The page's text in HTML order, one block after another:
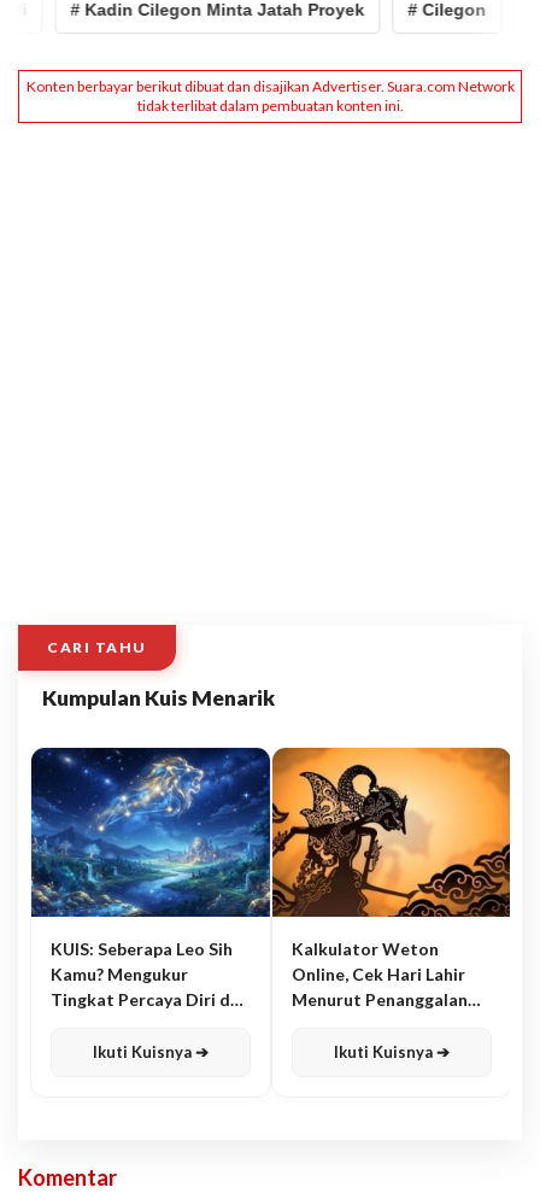
# Kadin Cilegon Minta Jatah Proyek # Cilegon
CARI TAHU
Kumpulan Kuis Menarik
KUIS: Seberapa Leo Sih
Kamu? Mengukur
Tingkat Percaya Diri dan
Ikuti Kuisnya ➔
Kalkulator Weton
Online, Cek Hari Lahir
Menurut Penanggalan
Ikuti Kuisnya ➔
Komentar